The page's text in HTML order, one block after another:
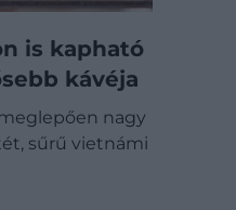
is kapható
kávéja
nagy
sűrű vietnámi